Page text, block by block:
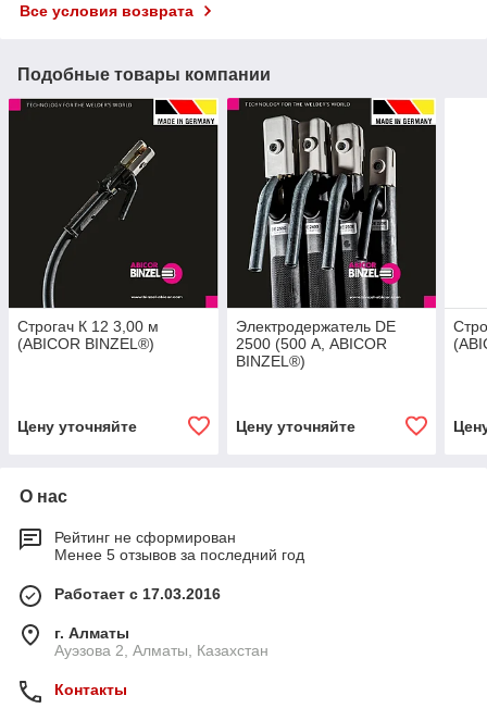
Все условия возврата
Подобные товары компании
Строгач К 12 3,00 м
(ABICOR BINZEL®)
Цену уточняйте
Электродержатель DE
2500 (500 А, ABICOR
BINZEL®)
Цену уточняйте
О нас
Рейтинг не сформирован
Менее 5 отзывов за последний год
Работает с 17.03.2016
г. Алматы
Ауэзова 2, Алматы, Казахстан
Контакты